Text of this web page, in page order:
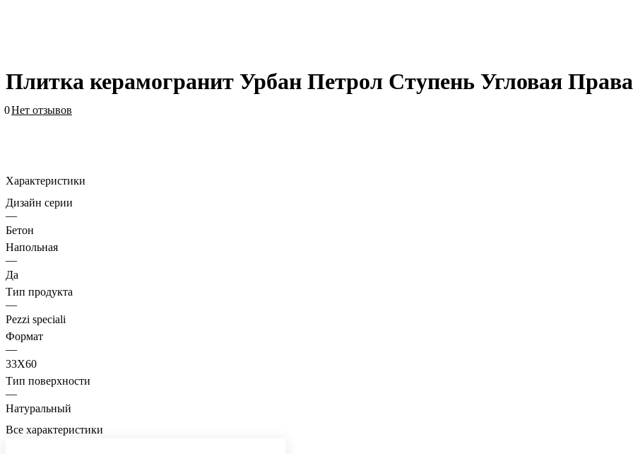
Плитка керамогранит Урбан Петрол Ступень Угловая
0Нет отзывов
Характеристики
Дизайн серии
—
Бетон
Напольная
—
Да
Тип продукта
—
Pezzi speciali
Формат
—
33X60
Тип поверхности
—
Натуральный
Все характеристики